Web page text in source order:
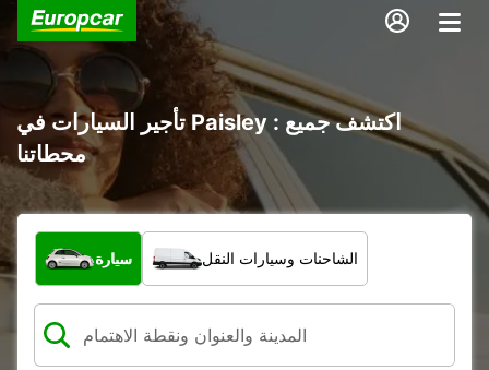
تأجير السيارات في Paisley : اكتشف جميع
محطاتنا
ما نوع المركبة؟
سيارة الشاحنات وسيارات النقل